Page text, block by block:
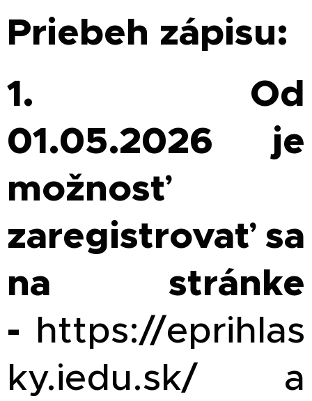
Priebeh zápisu:
1. Od
01.05.2026 je
možnosť
zaregistrovať sa
na stránke
- https://eprihlas
ky.iedu.sk/ a